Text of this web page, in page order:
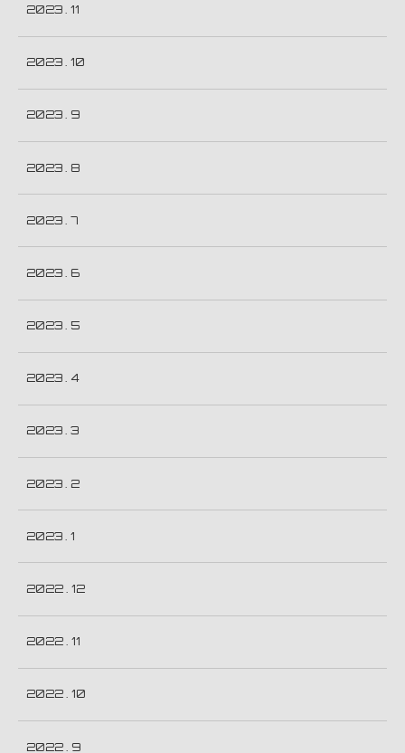
2023 . 11
2023 . 10
2023 . 9
2023 . 8
2023 . 7
2023 . 6
2023 . 5
2023 . 4
2023 . 3
2023 . 2
2023 . 1
2022 . 12
2022 . 11
2022 . 10
2022 . 9